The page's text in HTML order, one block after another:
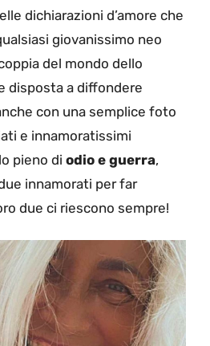
dichiarazioni d’amore che
giovanissimo neo
del mondo dello
disposta a diffondere
con una semplice foto
e innamoratissimi
pieno di odio e guerra,
innamorati per far
due ci riescono sempre!